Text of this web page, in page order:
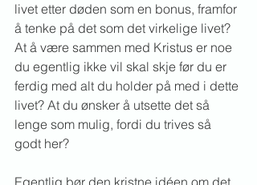
livet etter døden som en bonus, framfor
å tenke på det som det virkelige livet?
At å være sammen med Kristus er noe
du egentlig ikke vil skal skje før du er
ferdig med alt du holder på med i dette
livet? At du ønsker å utsette det så
lenge som mulig, fordi du trives så
godt her?